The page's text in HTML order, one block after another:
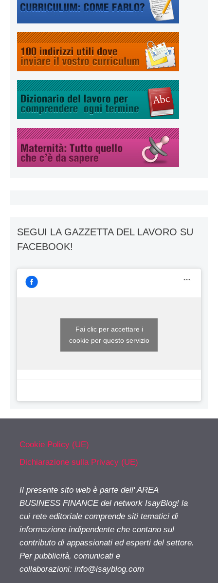
SEGUI LA GAZZETTA DEL LAVORO SU
FACEBOOK!
Fai clic per accettare i
cookie per questo servizio
Cookie Policy (UE)
Dichiarazione sulla Privacy (UE)
Il presente sito web è parte dell' AREA
BUSINESS FINANCE del network IsayBlog! la
cui rete editoriale comprende siti tematici di
informazione indipendente che contano sul
contributo di appassionati ed esperti del settore.
Per pubblicità, comunicati e
collaborazioni: info@isayblog.com